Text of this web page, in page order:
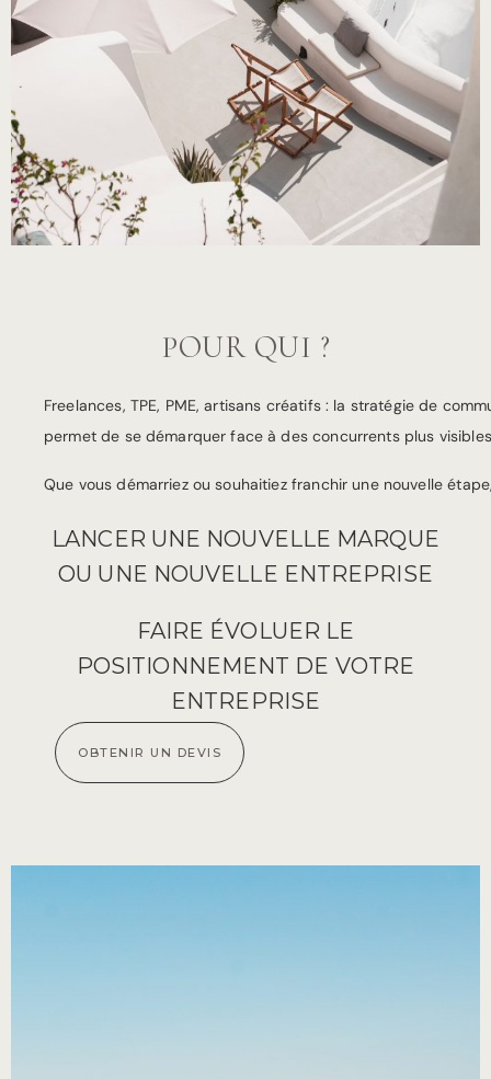
POUR QUI ?
Freelances, TPE, PME, artisans créatifs : la stratégie de
permet de se démarquer face à des concurrents plus
Que vous démarriez ou souhaitiez franchir une nouvelle
LANCER UNE NOUVELLE MARQUE
OU UNE NOUVELLE ENTREPRISE
FAIRE ÉVOLUER LE
POSITIONNEMENT DE VOTRE
ENTREPRISE
OBTENIR UN DEVIS